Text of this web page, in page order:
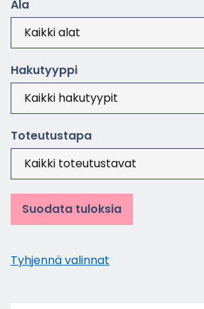
Ala
Ha­ku­tyyp­pi
To­teu­tus­ta­pa
Suodata tuloksia
Tyh­jen­nä va­lin­nat